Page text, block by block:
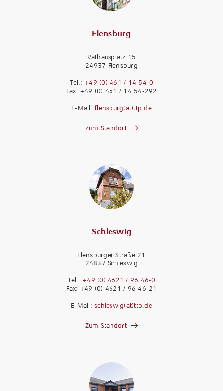
Flensburg
Rathausplatz 15
24937 Flensburg
Tel.:+49 (0) 461 / 14 54-0
Fax: +49 (0) 461 / 14 54-292
E-Mail: flensburg(at)ttp.de
Zum Standort
Schleswig
Flensburger Straße 21
24837 Schleswig
Tel.: +49 (0) 4621 / 96 46-0
Fax: +49 (0) 4621 / 96 46-21
E-Mail:schleswig(at)ttp.de
Zum Standort